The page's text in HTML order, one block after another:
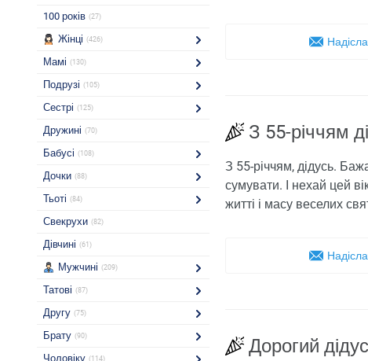
100 років (27)
Жінці (426)
Мамі (130)
Подрузі (105)
Сестрі (125)
Дружині (70)
Бабусі (108)
Дочки (88)
Тьоті (84)
Свекрухи (82)
Дівчині (61)
Мужчині (209)
Татові (87)
Другу (75)
Брату (90)
Чоловіку (114)
З 55-річчям
З 55-річчям, дідусь.
сумувати. І нехай цей
житті і масу веселих
Дорогий